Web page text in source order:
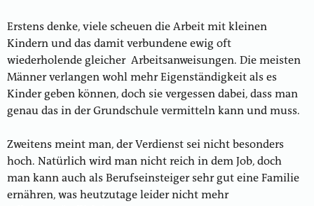
Erstens denke, viele scheuen die Arbeit mit kleinen
Kindern und das damit verbundene ewig oft
wiederholende gleicher Arbeitsanweisungen. Die meisten
Männer verlangen wohl mehr Eigenständigkeit als es
Kinder geben können, doch sie vergessen dabei, dass man
genau das in der Grundschule vermitteln kann und muss.
Zweitens meint man, der Verdienst sei nicht besonders
hoch. Natürlich wird man nicht reich in dem Job, doch
man kann auch als Berufseinsteiger sehr gut eine Familie
ernähren, was heutzutage leider nicht mehr